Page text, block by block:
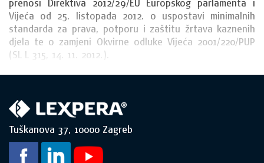
prenosi Direktiva 2012/29/EU Europskog parlamenta i
Vijeća od 25. listopada 2012. o uspostavi minimalnih
standarda za prava, potporu i zaštitu žrtava kaznenih
djela te o zamjeni Okvirne odluke Vijeća 2001/220/PUP
(SL L 315, 14. 11. 2012.).
Tuškanova 37, 10000 Zagreb